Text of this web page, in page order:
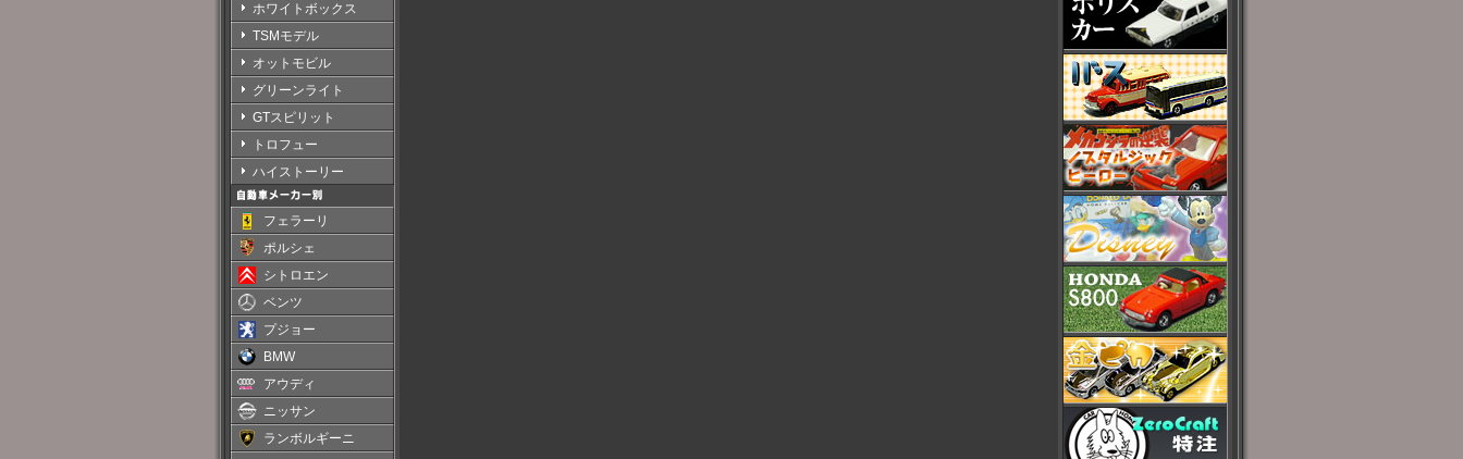
ホワイトボックス
TSMモデル
オットモビル
グリーンライト
GTスピリット
トロフュー
ハイストーリー
フェラーリ
ポルシェ
シトロエン
ベンツ
プジョー
BMW
アウディ
ニッサン
ランボルギーニ